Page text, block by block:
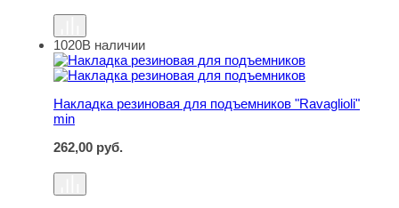
Накладка резиновая для подъемников "Ravaglioli" min
1020В наличии
Накладка резиновая для подъемников "Ravaglioli"
min
262,00 руб.